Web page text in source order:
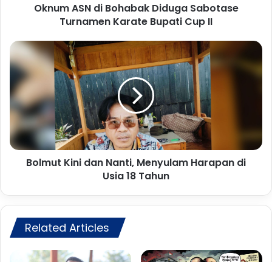
h
a
b
k
D
d
u
o
t
Oknum ASN di Bohabak Diduga Sabotase
Turnamen Karate Bupati Cup II
B
o
m
u
t
i
n
a
n
Bolmut Kini dan Nanti, Menyulam Harapan di
Usia 18 Tahun
Related Articles